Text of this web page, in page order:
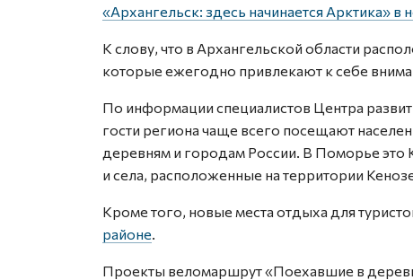
«Архангельск: здесь начинается Арктика» в
К слову, что в Архангельской области
которые ежегодно привлекают к себе
По информации специалистов Центра
гости региона чаще всего посещают
деревням и городам России. В Поморье
и села, расположенные на территории
Кроме того, новые места отдыха для
районе.
Проекты веломаршрут «Поехавшие в